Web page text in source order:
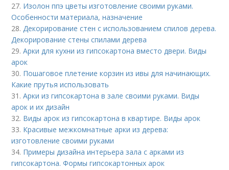
27. Изолон ппэ цветы изготовление своими руками.
Особенности материала, назначение
28. Декорирование стен с использованием спилов дерева.
Декорирование стены спилами дерева
29.Арки для кухни из гипсокартона вместо двери. Виды
арок
30. Пошаговое плетение корзин из ивы для начинающих.
Какие прутья использовать
31.Арки из гипсокартона в зале своими руками. Виды
арок и их дизайн
32. Виды арок из гипсокартона в квартире. Виды арок
33. Красивые межкомнатные арки из дерева:
изготовление своими руками
34. Примеры дизайна интерьера зала с арками из
гипсокартона. Формы гипсокартонных арок